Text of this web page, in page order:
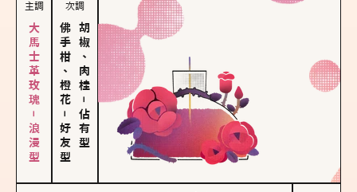
主調
大馬士革玫瑰－浪漫型
次調
佛手柑、橙花
－
好友型
胡椒、肉桂
－
佔有型